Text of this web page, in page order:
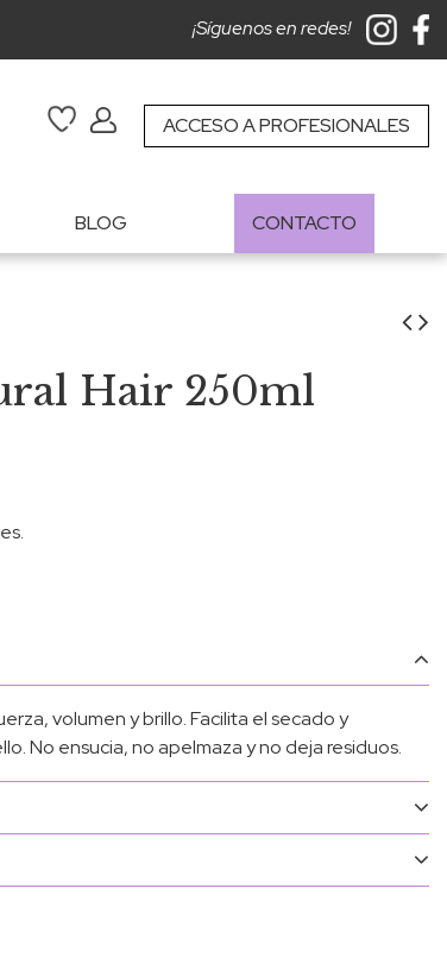
¡Síguenos en redes!
ACCESO A PROFESIONALES
BLOG CONTACTO
Hair 250ml
volumen y brillo. Facilita el secado y
No ensucia, no apelmaza y no deja residuos.